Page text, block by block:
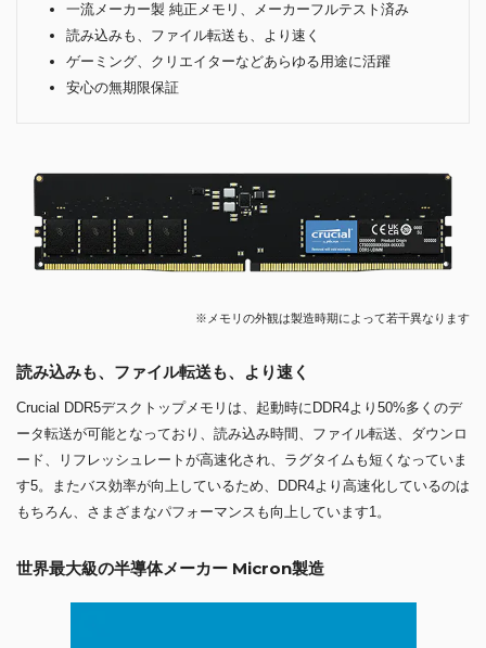
一流メーカー製 純正メモリ、メーカーフルテスト済み
読み込みも、ファイル転送も、より速く
ゲーミング、クリエイターなどあらゆる用途に活躍
安心の無期限保証
※メモリの外観は製造時期によって若干異なります
読み込みも、ファイル転送も、より速く
Crucial DDR5デスクトップメモリは、起動時にDDR4より50%多くのデ
ータ転送が可能となっており、読み込み時間、ファイル転送、ダウンロ
ード、リフレッシュレートが高速化され、ラグタイムも短くなっていま
す5。またバス効率が向上しているため、DDR4より高速化しているのは
もちろん、さまざまなパフォーマンスも向上しています1。
世界最大級の半導体メーカー Micron製造